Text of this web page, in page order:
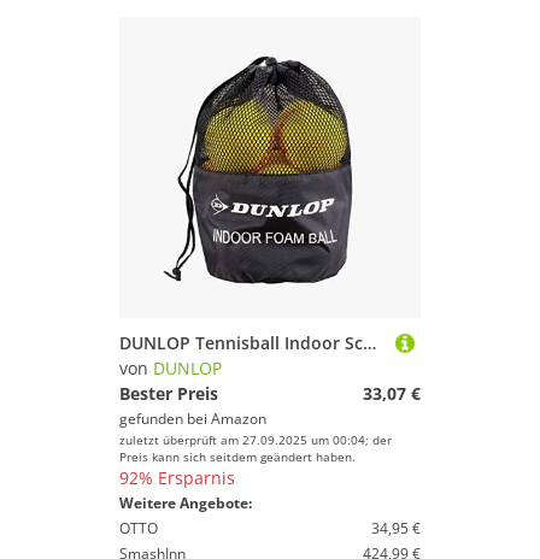
DUNLOP Tennisball Indoor Schaumstoff (12 Stück)
von DUNLOP
Bester Preis
33,07 €
gefunden bei Amazon
zuletzt überprüft am 27.09.2025 um 00:04; der
Preis kann sich seitdem geändert haben.
92% Ersparnis
Weitere Angebote:
OTTO
34,95 €
SmashInn
424,99 €